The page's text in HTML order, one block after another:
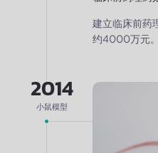
建立临床前药
约4000万元。
2014
小鼠模型